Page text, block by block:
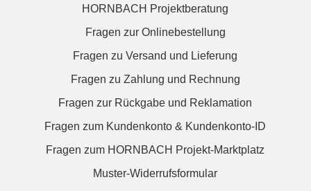
HORNBACH Projektberatung
Fragen zur Onlinebestellung
Fragen zu Versand und Lieferung
Fragen zu Zahlung und Rechnung
Fragen zur Rückgabe und Reklamation
Fragen zum Kundenkonto & Kundenkonto-ID
Fragen zum HORNBACH Projekt-Marktplatz
Muster-Widerrufsformular